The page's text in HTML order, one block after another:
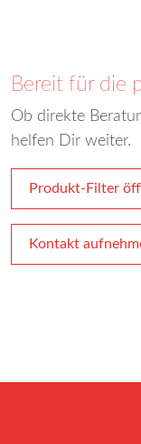
Bereit für die
Ob direkte
helfen Dir weiter.
Produkt-Filter
Kontakt